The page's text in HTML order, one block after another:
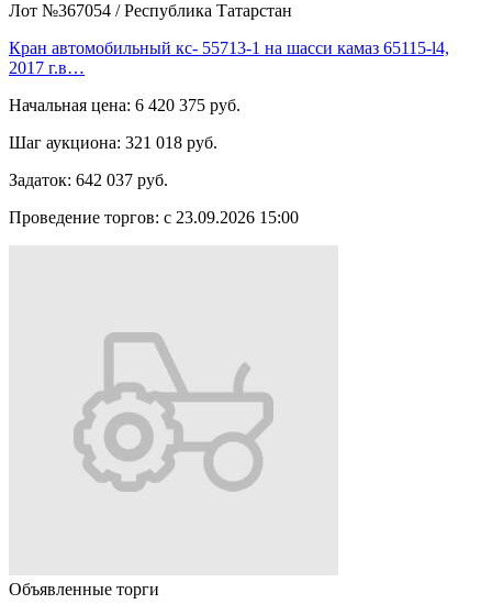
Лот №367054 / Республика Татарстан
Кран автомобильный кс- 55713-1 на шасси камаз 65115-l4,
2017 г.в…
Начальная цена: 6 420 375 руб.
Шаг аукциона: 321 018 руб.
Задаток: 642 037 руб.
Проведение торгов: с 23.09.2026 15:00
Объявленные торги